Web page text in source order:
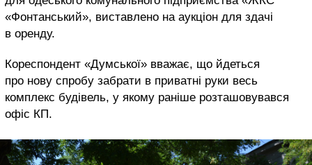
«Фонтанський», виставлено на аукціон для здачі
в оренду.
Кореспондент «Думської» вважає, що йдеться
про нову спробу забрати в приватні руки весь
комплекс будівель, у якому раніше розташовувався
офіс КП.